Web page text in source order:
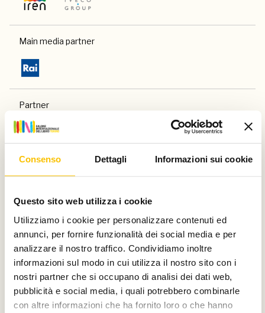
Consenso Dettagli Informazioni sui cookie
Questo sito web utilizza i cookie
Utilizziamo i cookie per personalizzare contenuti ed
annunci, per fornire funzionalità dei social media e per
analizzare il nostro traffico. Condividiamo inoltre
informazioni sul modo in cui utilizza il nostro sito con i
nostri partner che si occupano di analisi dei dati web,
pubblicità e social media, i quali potrebbero combinarle
con altre informazioni che ha fornito loro o che hanno
Main media partner
Partner
Con il contributo di
Charity partner